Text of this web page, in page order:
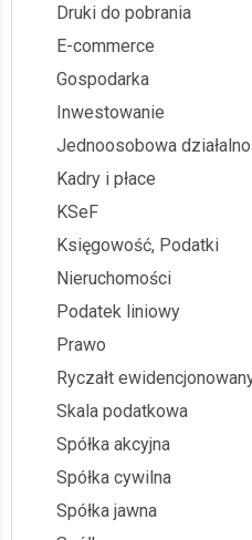
Druki do pobrania
E-commerce
Gospodarka
Inwestowanie
Jednoosobowa
Kadry i płace
KSeF
Księgowość, Podatki
Nieruchomości
Podatek liniowy
Prawo
Ryczałt
Skala podatkowa
Spółka akcyjna
Spółka cywilna
Spółka jawna